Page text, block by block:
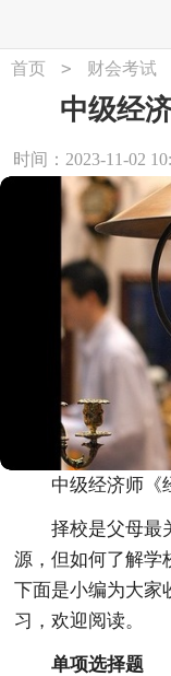
首页 > 财会考试
中级经
时间：2023-11-02
中级经济师《
择校是父母最
源，但如何了解学
下面是小编为大家
习，欢迎阅读。
单项选择题